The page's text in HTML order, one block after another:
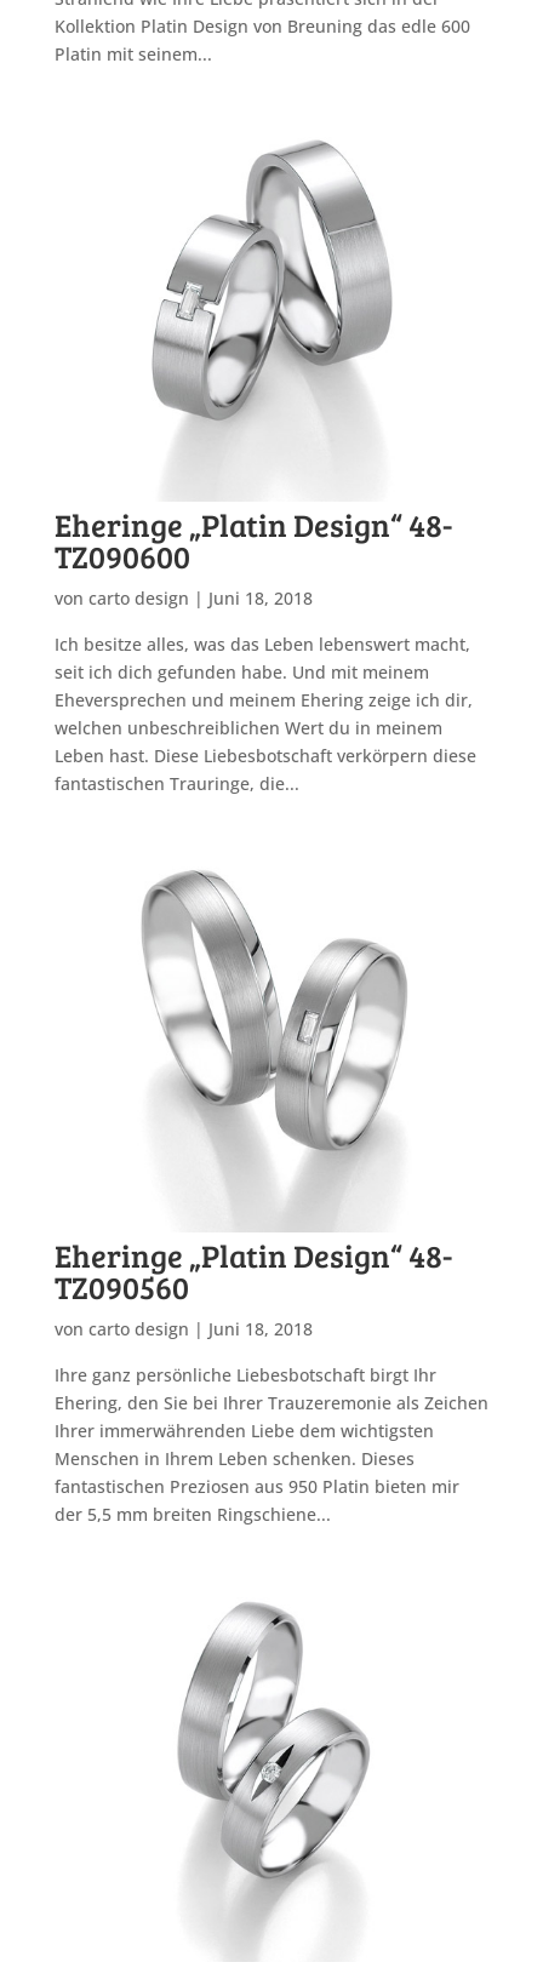
Kollektion Platin Design von Breuning das edle 600
Platin mit seinem...
Eheringe „Platin Design“ 48-
TZ090600
von carto design | Juni 18, 2018
Ich besitze alles, was das Leben lebenswert macht,
seit ich dich gefunden habe. Und mit meinem
Eheversprechen und meinem Ehering zeige ich dir,
welchen unbeschreiblichen Wert du in meinem
Leben hast. Diese Liebesbotschaft verkörpern diese
fantastischen Trauringe, die...
Eheringe „Platin Design“ 48-
TZ090560
von carto design | Juni 18, 2018
Ihre ganz persönliche Liebesbotschaft birgt Ihr
Ehering, den Sie bei Ihrer Trauzeremonie als Zeichen
Ihrer immerwährenden Liebe dem wichtigsten
Menschen in Ihrem Leben schenken. Dieses
fantastischen Preziosen aus 950 Platin bieten mir
der 5,5 mm breiten Ringschiene...